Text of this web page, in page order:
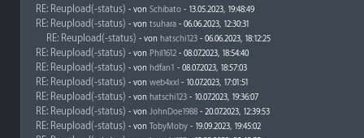
RE: Reupload(-status) - von Schibato - 13.05.2023, 19:48:49
RE: Reupload(-status) - von tsuhara - 06.06.2023, 12:30:31
RE: Reupload(-status) - von hatschi123 - 06.06.2023, 18:12:25
RE: Reupload(-status) - von Phil1612 - 08.07.2023, 18:54:40
RE: Reupload(-status) - von hdfan1 - 08.07.2023, 18:57:03
RE: Reupload(-status) - von web4xxl - 10.07.2023, 17:01:51
RE: Reupload(-status) - von hatschi123 - 10.07.2023, 19:36:07
RE: Reupload(-status) - von JohnDoe1988 - 20.07.2023, 12:39:53
RE: Reupload(-status) - von TobyMoby - 19.09.2023, 19:45:02